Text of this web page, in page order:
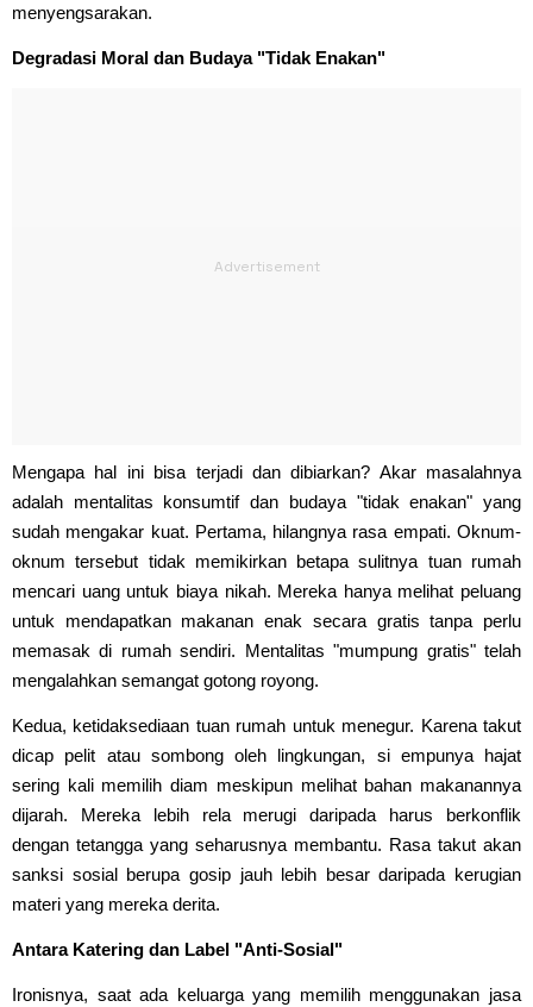
menyengsarakan.
Degradasi Moral dan Budaya "Tidak Enakan"
Mengapa hal ini bisa terjadi dan dibiarkan? Akar masalahnya
adalah mentalitas konsumtif dan budaya "tidak enakan" yang
sudah mengakar kuat. Pertama, hilangnya rasa empati. Oknum-
oknum tersebut tidak memikirkan betapa sulitnya tuan rumah
mencari uang untuk biaya nikah. Mereka hanya melihat peluang
untuk mendapatkan makanan enak secara gratis tanpa perlu
memasak di rumah sendiri. Mentalitas "mumpung gratis" telah
mengalahkan semangat gotong royong.
Kedua, ketidaksediaan tuan rumah untuk menegur. Karena takut
dicap pelit atau sombong oleh lingkungan, si empunya hajat
sering kali memilih diam meskipun melihat bahan makanannya
dijarah. Mereka lebih rela merugi daripada harus berkonflik
dengan tetangga yang seharusnya membantu. Rasa takut akan
sanksi sosial berupa gosip jauh lebih besar daripada kerugian
materi yang mereka derita.
Antara Katering dan Label "Anti-Sosial"
Ironisnya, saat ada keluarga yang memilih menggunakan jasa